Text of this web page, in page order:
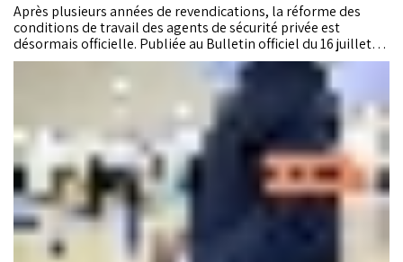
Après plusieurs années de revendications, la réforme des
conditions de travail des agents de sécurité privée est
désormais officielle. Publiée au Bulletin officiel du 16 juillet
2026, la loi n°32.26 consacre le passage à une journée de
travail de huit heures pour les agents du secteur, tout en
accordant aux sociétés de gardiennage un délai de neuf mois
pour adapter leurs contrats en cours.